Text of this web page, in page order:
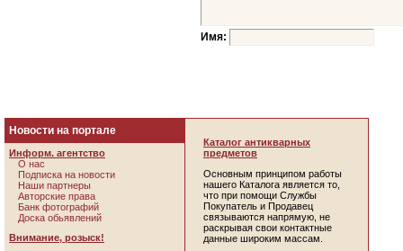
Имя:
Новости на портале
Информ. агентство
О нас
Подписка на новости
Наши партнеры
Авторские права
Банк фотографий
Доска обьявлений
Внимание, розыск!
Каталог антикварных
предметов
Основным принципом работы
нашего Каталога является то,
что при помощи Службы
Покупатель и Продавец
связываются напрямую, не
раскрывая свои контактные
данные широким массам.